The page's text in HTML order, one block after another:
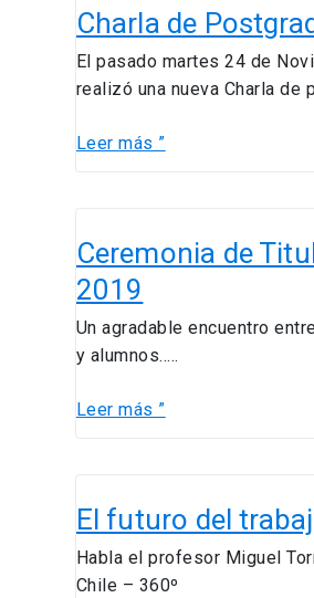
cargó
sin
problemas
Charla de
El pasado martes 24 de
realizó una nueva Charla de
de
Leer más ”
Ceremonia de
2019
Un agradable encuentro
y alumnos…..
de
Titulación
2019
Leer más ”
El futuro del
Habla el profesor Miguel
Chile – 360º
futuro
trabajo